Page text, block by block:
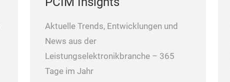
Aktuelle Trends, Entwicklungen und
News aus der
Leistungselektronikbranche – 365
Tage im Jahr